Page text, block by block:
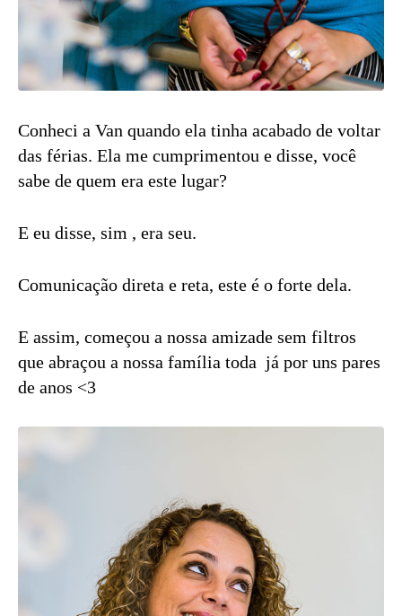
Conheci a Van quando ela tinha acabado de voltar
das férias. Ela me cumprimentou e disse, você
sabe de quem era este lugar?
E eu disse, sim , era seu.
Comunicação direta e reta, este é o forte dela.
E assim, começou a nossa amizade sem filtros
que abraçou a nossa família toda já por uns pares
de anos <3